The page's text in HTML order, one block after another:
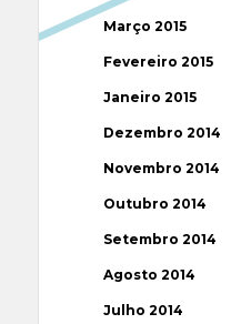
Março 2015
Fevereiro 2015
Janeiro 2015
Dezembro 2014
Novembro 2014
Outubro 2014
Setembro 2014
Agosto 2014
Julho 2014